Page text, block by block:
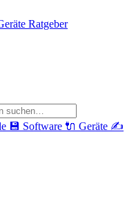
Ratgeber
💾 Software 🔌 Geräte ✍️